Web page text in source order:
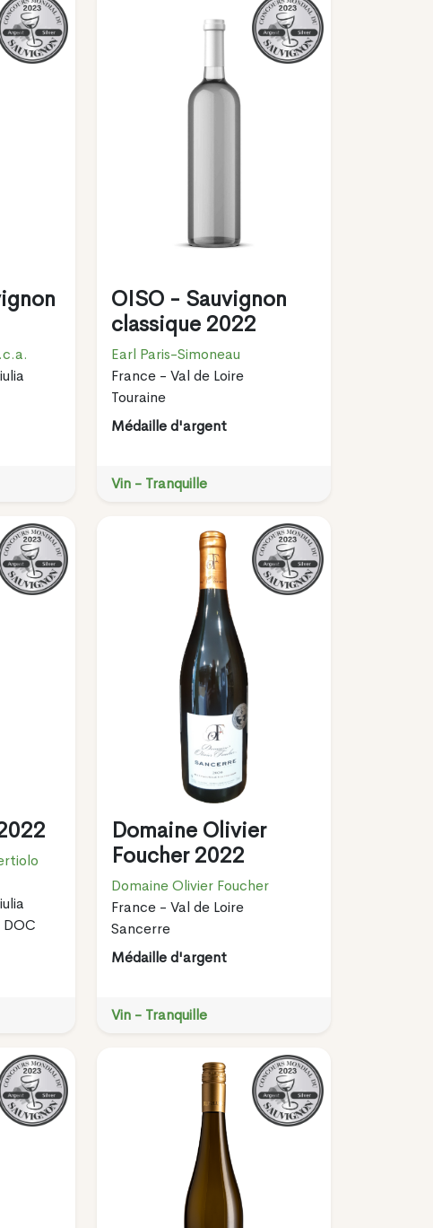
OISO - Sauvignon
classique 2022
Earl Paris-Simoneau
France - Val de Loire
Touraine
Médaille d'argent
Vin - Tranquille
Domaine Olivier
Foucher 2022
Domaine Olivier Foucher
France - Val de Loire
Sancerre
Médaille d'argent
Vin - Tranquille